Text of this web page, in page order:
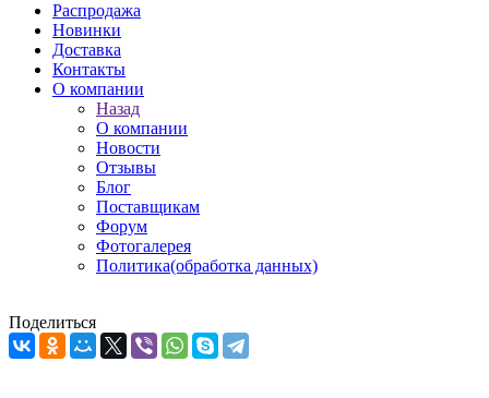
Распродажа
Новинки
Доставка
Контакты
О компании
Назад
О компании
Новости
Отзывы
Блог
Поставщикам
Форум
Фотогалерея
Политика(обработка данных)
Поделиться